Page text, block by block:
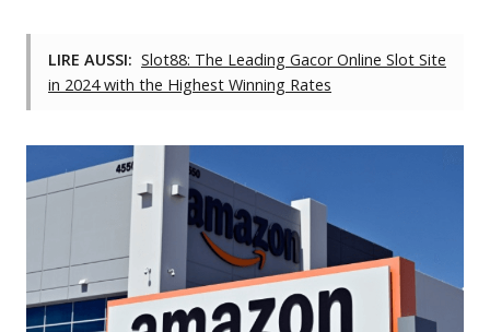
LIRE AUSSI: Slot88: The Leading Gacor Online Slot Site
in 2024 with the Highest Winning Rates